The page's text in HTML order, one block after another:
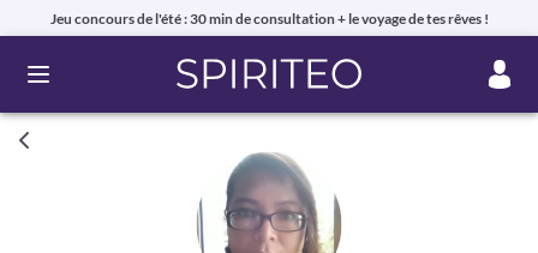
Jeu concours de l'été : 30 min de consultation + le voyage de tes rêves !
Ouvrir le menu